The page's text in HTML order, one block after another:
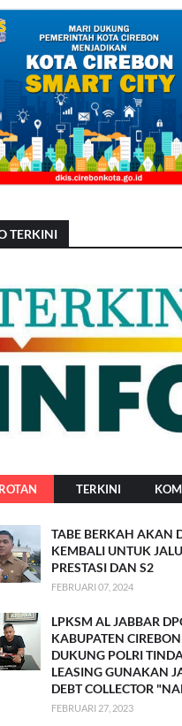
TERKINI
TERKINI
TABE BERKAH AKAN
KEMBALI UNTUK
PRESTASI DAN S2
FEBRUARI 07, 2024
LPKSM AL JABBAR
KABUPATEN CIREBON
DUKUNG POLRI
LEASING GUNAKAN
DEBT COLLECTOR
FEBRUARI 27, 2023